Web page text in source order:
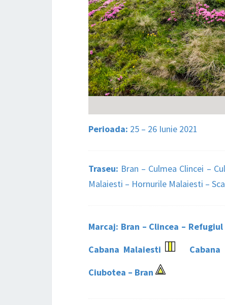
Perioada: 25 – 26 Iunie 2021
Traseu: Bran – Culmea Clincei –
Malaiesti – Hornurile Malaiesti –
Marcaj: Bran – Clincea –
Cabana Malaiesti
Ciubotea – Bran